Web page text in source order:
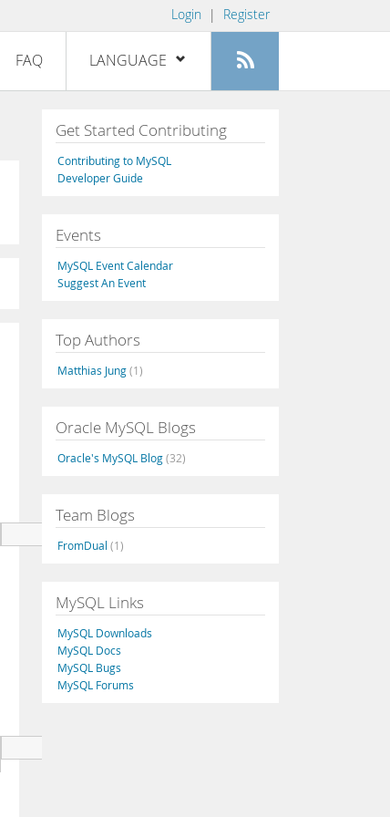
Login | Register
FAQ LANGUAGE
Deutsch
Español
Italiano
日本語
Get Started Contributing
Contributing to MySQL
Developer Guide
Events
MySQL Event Calendar
Suggest An Event
Top Authors
Matthias Jung(1)
Oracle MySQL Blogs
Oracle's MySQL Blog(32)
Team Blogs
FromDual (1)
MySQL Links
MySQL Downloads
MySQL Docs
MySQL Bugs
MySQL Forums